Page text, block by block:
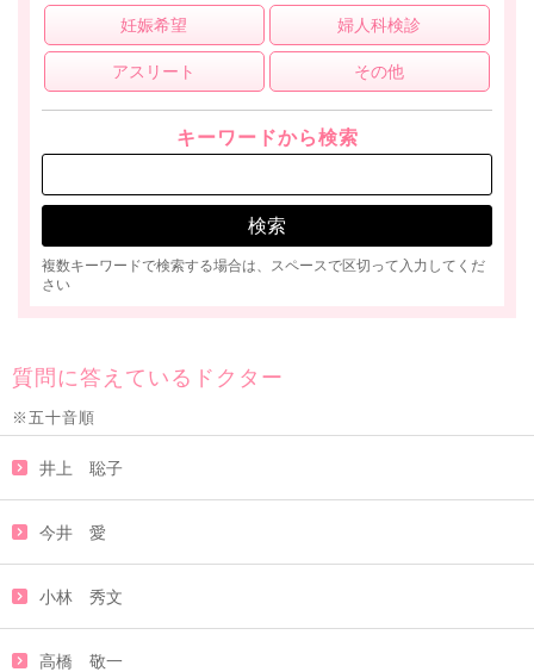
妊娠希望 婦人科検診
アスリート その他
キーワードから検索
複数キーワードで検索する場合は、スペースで区切って入力してくだ
さい
質問に答えているドクター
※五十音順
井上 聡子
今井 愛
小林 秀文
高橋 敬一